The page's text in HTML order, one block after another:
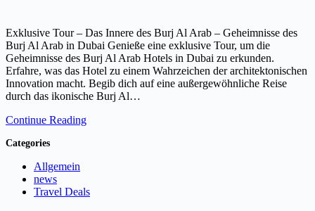
Exklusive Tour – Das Innere des Burj Al Arab – Geheimnisse des
Burj Al Arab in Dubai Genieße eine exklusive Tour, um die
Geheimnisse des Burj Al Arab Hotels in Dubai zu erkunden.
Erfahre, was das Hotel zu einem Wahrzeichen der architektonischen
Innovation macht. Begib dich auf eine außergewöhnliche Reise
durch das ikonische Burj Al…
Continue Reading
Categories
Allgemein
news
Travel Deals